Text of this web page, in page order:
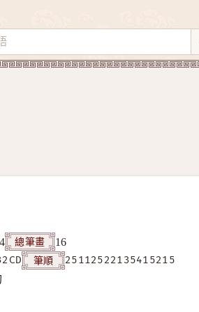
4 總筆畫
16
筆順
25112522135415215